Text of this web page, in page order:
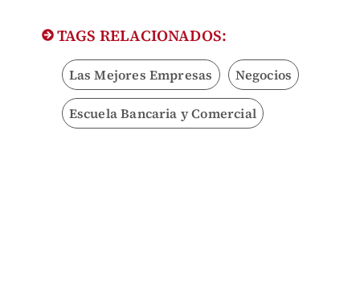
TAGS RELACIONADOS:
Las Mejores Empresas Negocios
Escuela Bancaria y Comercial